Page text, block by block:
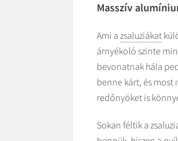
Masszív
Ami a zsaluziákat
árnyékoló szinte
bevonatnak hála
benne kárt, és most
redőnyöket is
Sokan féltik a